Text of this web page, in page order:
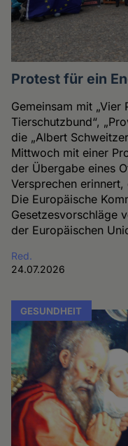
Protest für ein
Gemeinsam mit „Vier
Tierschutzbund“,
die „Albert
Mittwoch mit einer
der Übergabe eines
Versprechen
Die Europäische
Gesetzesvorschläge
der Europäischen
Red.
24.07.2026
GESUNDHEIT